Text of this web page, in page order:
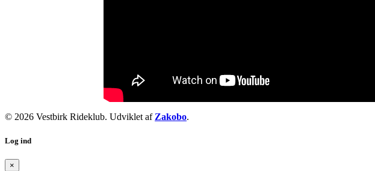
© 2026 Vestbirk Rideklub. Udviklet af Zakobo.
Log ind
×